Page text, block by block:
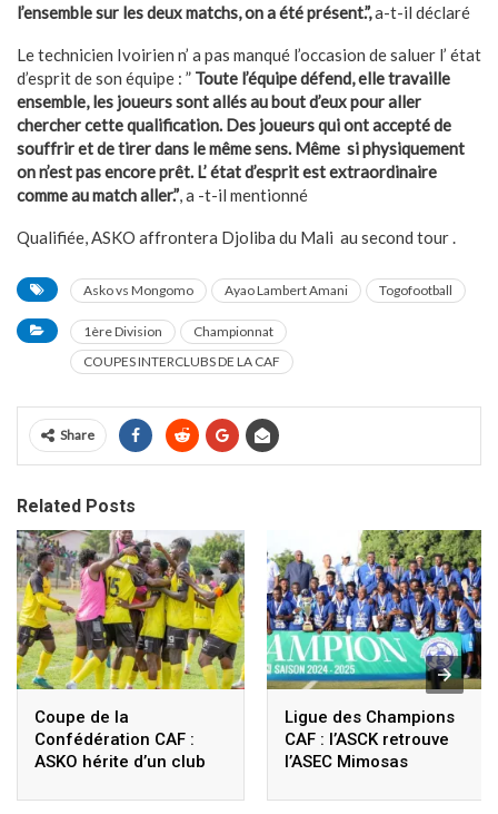
l’ensemble sur les deux matchs, on a été présent.”,a-t-il déclaré
Le technicien Ivoirien n’ a pas manqué l’occasion de saluer l’ état
d’esprit de son équipe : ” Toute l’équipe défend, elle travaille
ensemble, les joueurs sont allés au bout d’eux pour aller
chercher cette qualification. Des joueurs qui ont accepté de
souffrir et de tirer dans le même sens. Même si physiquement
on n’est pas encore prêt. L’ état d’esprit est extraordinaire
comme au match aller.”, a -t-il mentionné
Qualifiée, ASKO affrontera Djoliba du Mali au second tour .
Asko vs Mongomo Ayao Lambert Amani Togofootball
1ère Division
Championnat
COUPES INTERCLUBS DE LA CAF
Share
Related Posts
Coupe de la
Confédération CAF :
ASKO hérite d’un club
Ligue des Champions
CAF : l’ASCK retrouve
l’ASEC Mimosas